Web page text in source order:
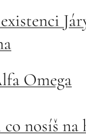
Omega
nosíš na